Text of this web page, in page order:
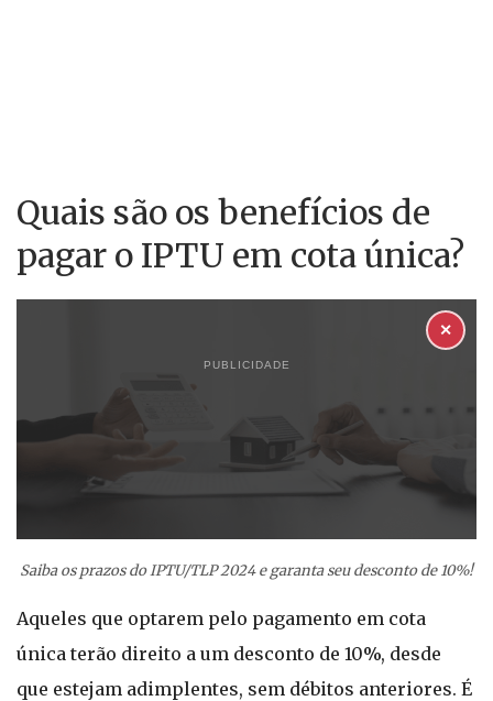
Quais são os benefícios de
pagar o IPTU em cota única?
PUBLICIDADE
✕
Saiba os prazos do IPTU/TLP 2024 e garanta seu desconto de 10%!
Aqueles que optarem pelo pagamento em cota
única terão direito a um desconto de 10%, desde
que estejam adimplentes, sem débitos anteriores. É